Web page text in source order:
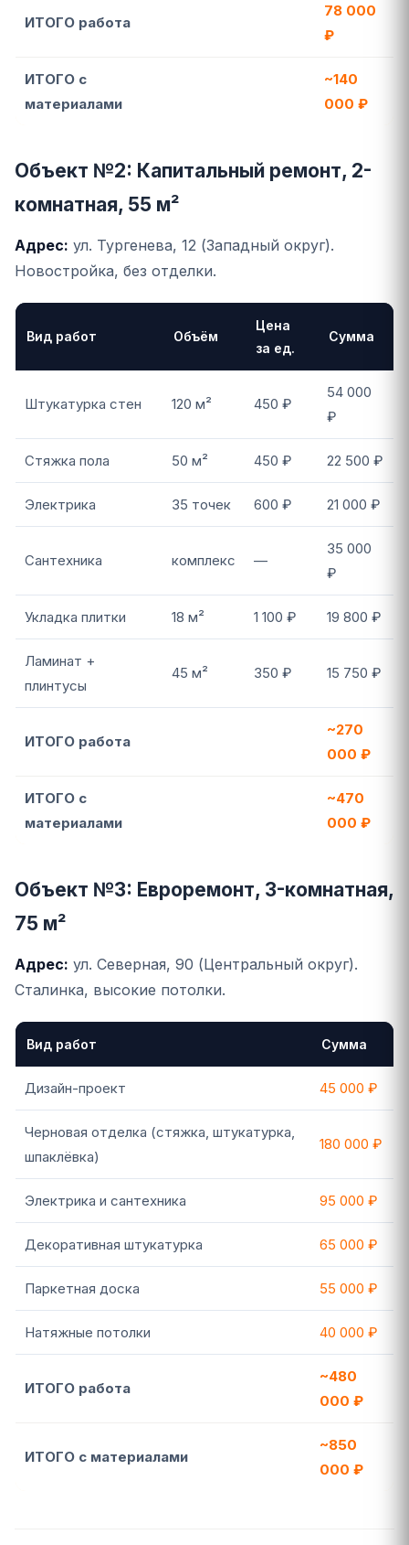
ИТОГО работа
78 000
₽
ИТОГО с
материалами
~140
000 ₽
Объект №2: Капитальный ремонт, 2-
комнатная, 55 м²
Адрес: ул. Тургенева, 12 (Западный округ).
Новостройка, без отделки.
Вид работ Объём
Цена
за ед.
Сумма
Штукатурка стен 120 м² 450 ₽
54 000
₽
Стяжка пола 50 м² 450 ₽ 22 500 ₽
Электрика 35 точек 600 ₽ 21 000 ₽
Сантехника комплекс —
35 000
₽
Укладка плитки 18 м² 1 100 ₽ 19 800 ₽
Ламинат +
плинтусы
45 м² 350 ₽ 15 750 ₽
ИТОГО работа
~270
000 ₽
ИТОГО с
материалами
~470
000 ₽
Объект №3: Евроремонт, 3-комнатная,
75 м²
Адрес: ул. Северная, 90 (Центральный округ).
Сталинка, высокие потолки.
Вид работ Сумма
Дизайн-проект 45 000 ₽
Черновая отделка (стяжка, штукатурка,
шпаклёвка)
180 000 ₽
Электрика и сантехника 95 000 ₽
Декоративная штукатурка 65 000 ₽
Паркетная доска 55 000 ₽
Натяжные потолки 40 000 ₽
ИТОГО работа
~480
000 ₽
ИТОГО с материалами
~850
000 ₽